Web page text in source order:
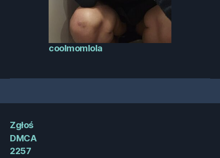
coolmomlola
Zgłoś
DMCA
2257